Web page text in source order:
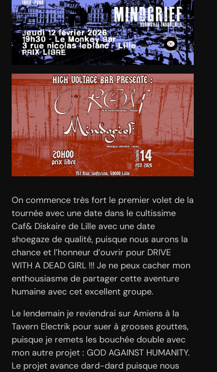
On commence très fort le premier volet de la
tournée avec une date dans le cultissime
Caf& Diskaire de Lille avec une date
shoegaze de qualité, puisque nous aurons la
chance et l’honneur d’ouvrir pour DRIVE
WITH A DEAD GIRL !!! Je ne peux cacher mon
enthousiasme de partager cette aventure
humaine avec cet excellent groupe.
Le lendemain je reviendrai sur Amiens à la
Tavern Electrik pour suer à grooses gouttes,
puisque je remets les bouchée double avec
mon autre projet : GOD AGAINST HUMANITY.
Le projet avance dard-dard puisque nous